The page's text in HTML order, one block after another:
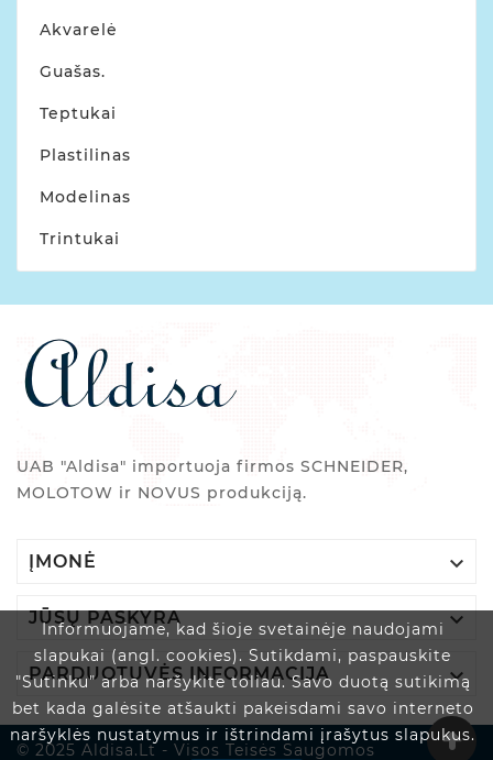
Informuojame, kad šioje svetainėje naudojami
slapukai (angl. cookies). Sutikdami, paspauskite
"Sutinku" arba naršykite toliau. Savo duotą sutikimą
bet kada galėsite atšaukti pakeisdami savo interneto
naršyklės nustatymus ir ištrindami įrašytus slapukus.
Akvarelė
Guašas.
Teptukai
Plastilinas
Modelinas
Trintukai
UAB "Aldisa" importuoja firmos SCHNEIDER,
MOLOTOW ir NOVUS produkciją.
ĮMONĖ 
JŪSŲ PASKYRA 
PARDUOTUVĖS INFORMACIJA 
© 2025 Aldisa.lt - Visos Teisės Saugomos